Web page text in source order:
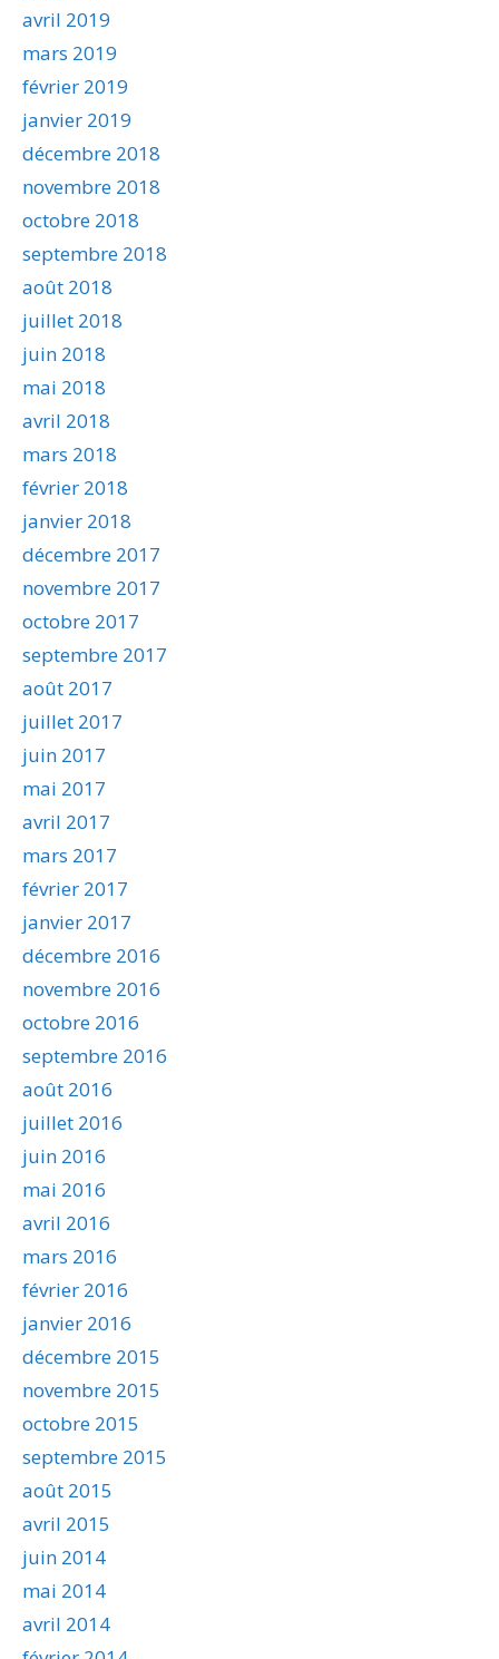
avril 2019
mars 2019
février 2019
janvier 2019
décembre 2018
novembre 2018
octobre 2018
septembre 2018
août 2018
juillet 2018
juin 2018
mai 2018
avril 2018
mars 2018
février 2018
janvier 2018
décembre 2017
novembre 2017
octobre 2017
septembre 2017
août 2017
juillet 2017
juin 2017
mai 2017
avril 2017
mars 2017
février 2017
janvier 2017
décembre 2016
novembre 2016
octobre 2016
septembre 2016
août 2016
juillet 2016
juin 2016
mai 2016
avril 2016
mars 2016
février 2016
janvier 2016
décembre 2015
novembre 2015
octobre 2015
septembre 2015
août 2015
avril 2015
juin 2014
mai 2014
avril 2014